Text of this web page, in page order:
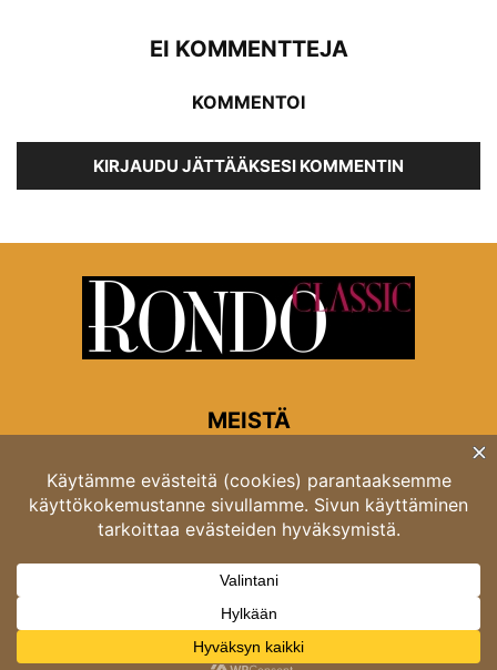
EI KOMMENTTEJA
KOMMENTOI
KIRJAUDU JÄTTÄÄKSESI KOMMENTIN
MEISTÄ
Rondon toimitus
Opastinsilta 6A 00520 Helsinki
Asiakaspalvelu: puh. 03 4246 5318
asiakaspalvelu@rondo.fi
Ota meihin yhteyttä:toimitus@rondo.fi
© Classicus Oy 2026 ver 2.4